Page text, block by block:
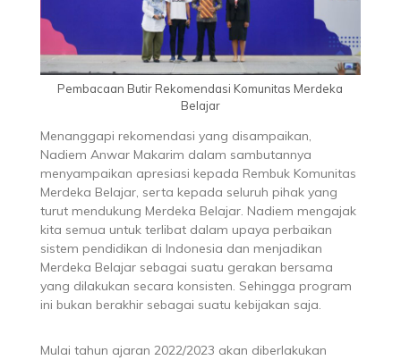
Pembacaan Butir Rekomendasi Komunitas Merdeka
Belajar
Menanggapi rekomendasi yang disampaikan,
Nadiem Anwar Makarim dalam sambutannya
menyampaikan apresiasi kepada Rembuk Komunitas
Merdeka Belajar, serta kepada seluruh pihak yang
turut mendukung Merdeka Belajar. Nadiem mengajak
kita semua untuk terlibat dalam upaya perbaikan
sistem pendidikan di Indonesia dan menjadikan
Merdeka Belajar sebagai suatu gerakan bersama
yang dilakukan secara konsisten. Sehingga program
ini bukan berakhir sebagai suatu kebijakan saja.
Mulai tahun ajaran 2022/2023 akan diberlakukan